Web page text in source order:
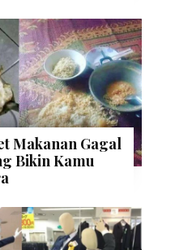
Makanan Gagal
Bikin Kamu